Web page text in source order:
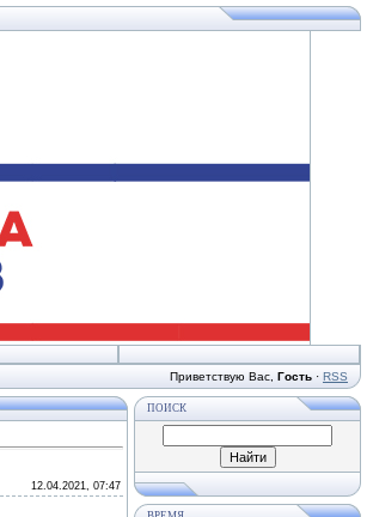
Приветствую Вас Гость · RSS
12.04.2021, 07:47
ПОИСК